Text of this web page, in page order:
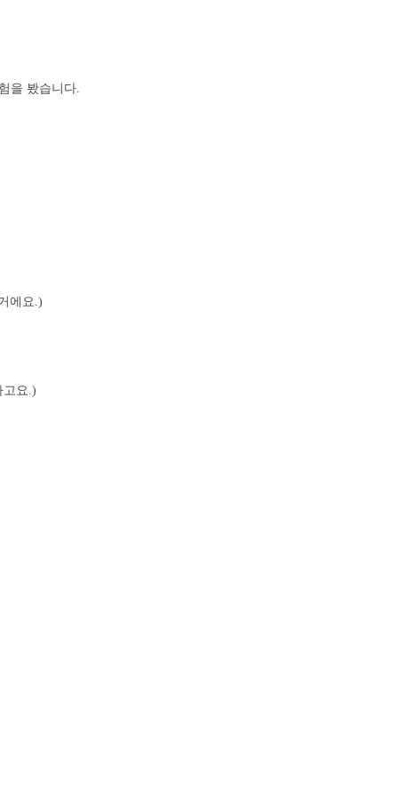
을 봤습니다.
에요.)
고요.)